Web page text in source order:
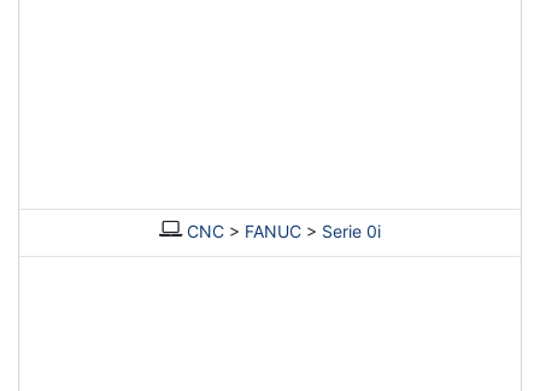
CNC > FANUC > Serie 0i